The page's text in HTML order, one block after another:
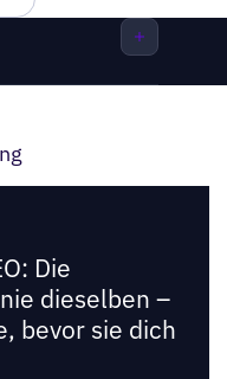
Die
dieselben –
bevor sie dich